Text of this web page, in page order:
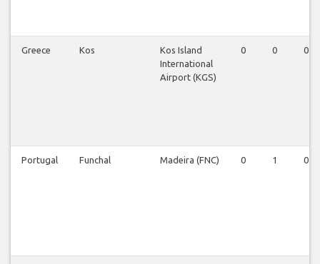
Greece Kos
Kos Island
International
Airport (KGS)
0 0 0
Portugal Funchal Madeira (FNC) 0 1 0